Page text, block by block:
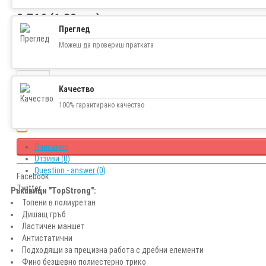
0.71€ (1.39 лв.)
Наличност В наличност
Facebook
Twitter
Преглед
Можеш да провериш пратката
Качество
100% гарантирано качество
Описание
Отзиви (0)
Question - answer (0)
Ръкавици "TopStrong":
Топени в полиуретан
Дишащ гръб
Ластичен маншет
Антистатични
Подходящи за прецизна работа с дребни елементи
Фино безшевно полиестерно трико